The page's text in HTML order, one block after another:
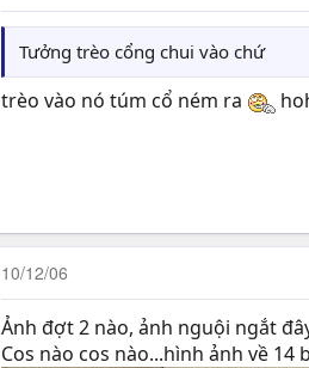
Tưởng trèo cổng chui vào chứ
trèo vào nó túm cổ ném ra
10/12/06
Ảnh đợt 2 nào, ảnh nguội ngắt
Cos nào cos nào...hình ảnh về 14